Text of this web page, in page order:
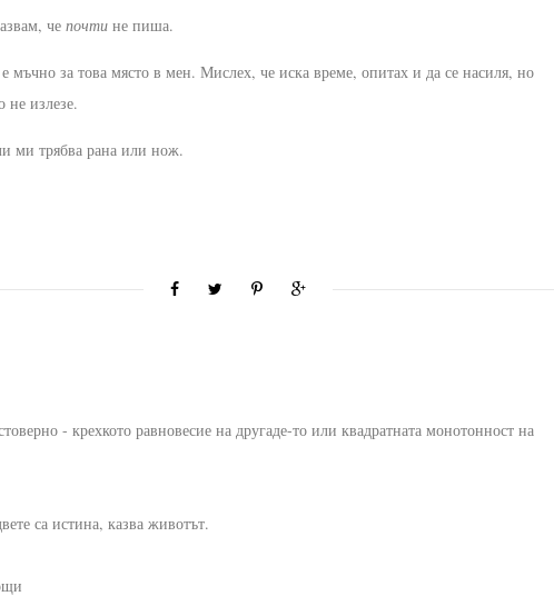
че почти не пиша.
мъчно за това място в мен. Мислех, че иска време, опитах и да се насиля, но
излезе.
ми трябва рана или нож.
- крехкото равновесие на другаде-то или квадратната монотонност на
са истина, казва животът.